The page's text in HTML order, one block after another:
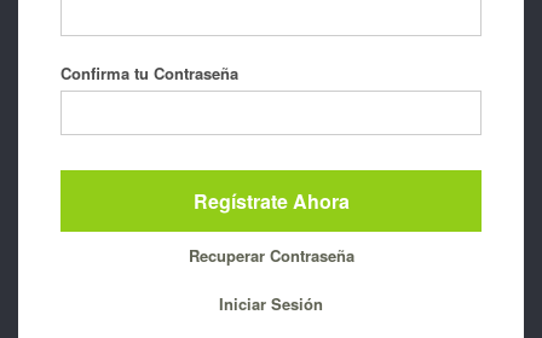
Confirma tu Contraseña
Recuperar Contraseña
Iniciar Sesión